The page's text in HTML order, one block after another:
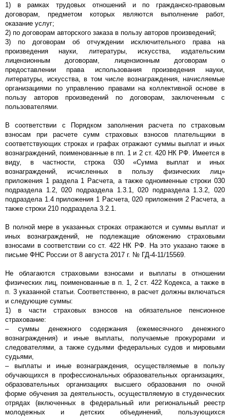
1) в рамках трудовых отношений и по гражданско-правовым
договорам, предметом которых являются выполнение работ,
оказание услуг;
2) по договорам авторского заказа в пользу авторов произведений;
3) по договорам об отчуждении исключительного права на
произведения науки, литературы, искусства, издательским
лицензионным договорам, лицензионным договорам о
предоставлении права использования произведения науки,
литературы, искусства, в том числе вознаграждения, начисляемые
организациями по управлению правами на коллективной основе в
пользу авторов произведений по договорам, заключенным с
пользователями.
В соответствии с Порядком заполнения расчета по страховым
взносам при расчете сумм страховых взносов плательщики в
соответствующих строках и графах отражают суммы выплат и иных
вознаграждений, поименованные в пп. 1 и 2 ст. 420 НК РФ. Имеется в
виду, в частности, строка 030 «Сумма выплат и иных
вознаграждений, исчисленных в пользу физических лиц»
приложения 1 раздела 1 Расчета, а также одноименные строки 030
подраздела 1.2, 020 подраздела 1.3.1, 020 подраздела 1.3.2, 020
подраздела 1.4 приложения 1 Расчета, 020 приложения 2 Расчета, а
также строки 210 подраздела 3.2.1.
В полной мере в указанных строках отражаются и суммы выплат и
иных вознаграждений, не подлежащие обложению страховыми
взносами в соответствии со ст. 422 НК РФ. На это указано также в
письме ФНС России от 8 августа 2017 г. № ГД-4-11/15569.
Не облагаются страховыми взносами и выплаты в отношении
физических лиц, поименованные в п. 1, 2 ст. 422 Кодекса, а также в
п. 3 указанной статьи. Соответственно, в расчет должны включаться
и следующие суммы:
1) в части страховых взносов на обязательное пенсионное
страхование:
– суммы денежного содержания (ежемесячного денежного
вознаграждения) и иные выплаты, получаемые прокурорами и
следователями, а также судьями федеральных судов и мировыми
судьями,
– выплаты и иные вознаграждения, осуществляемые в пользу
обучающихся в профессиональных образовательных организациях,
образовательных организациях высшего образования по очной
форме обучения за деятельность, осуществляемую в студенческих
отрядах (включенных в федеральный или региональный реестр
молодежных и детских объединений, пользующихся